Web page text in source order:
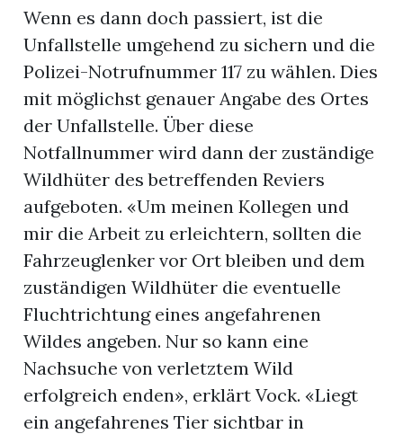
Wenn es dann doch passiert, ist die
Unfallstelle umgehend zu sichern und die
Polizei-Notrufnummer 117 zu wählen. Dies
mit möglichst genauer Angabe des Ortes
der Unfallstelle. Über diese
Notfallnummer wird dann der zuständige
Wildhüter des betreffenden Reviers
aufgeboten. «Um meinen Kollegen und
mir die Arbeit zu erleichtern, sollten die
Fahrzeuglenker vor Ort bleiben und dem
zuständigen Wildhüter die eventuelle
Fluchtrichtung eines angefahrenen
Wildes angeben. Nur so kann eine
Nachsuche von verletztem Wild
erfolgreich enden», erklärt Vock. «Liegt
ein angefahrenes Tier sichtbar in